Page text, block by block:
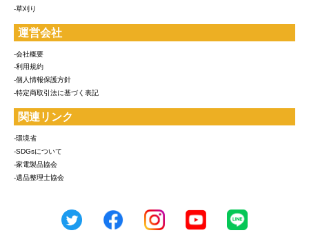
-草刈り
運営会社
-会社概要
-利用規約
-個人情報保護方針
-特定商取引法に基づく表記
関連リンク
-環境省
-SDGsについて
-家電製品協会
-遺品整理士協会